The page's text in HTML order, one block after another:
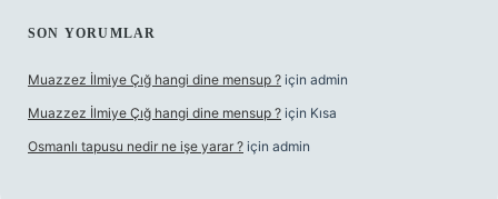
SON YORUMLAR
Muazzez İlmiye Çığ hangi dine mensup ? için admin
Muazzez İlmiye Çığ hangi dine mensup ? için Kısa
Osmanlı tapusu nedir ne işe yarar ? için admin